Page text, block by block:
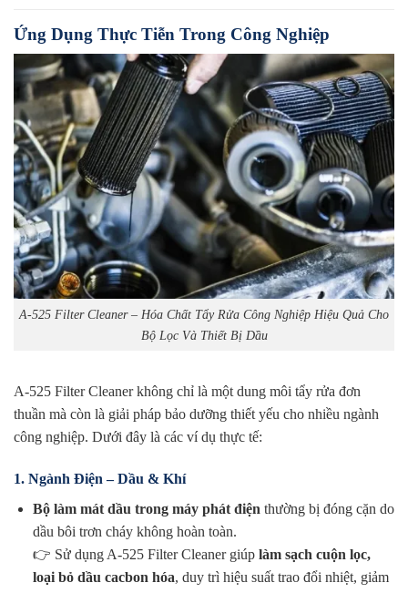
Ứng Dụng Thực Tiễn Trong Công Nghiệp
A-525 Filter Cleaner – Hóa Chất Tẩy Rửa Công Nghiệp Hiệu Quả Cho
Bộ Lọc Và Thiết Bị Dầu
A-525 Filter Cleaner không chỉ là một dung môi tẩy rửa đơn
thuần mà còn là giải pháp bảo dưỡng thiết yếu cho nhiều ngành
công nghiệp. Dưới đây là các ví dụ thực tế:
1. Ngành Điện – Dầu & Khí
Bộ làm mát dầu trong máy phát điện thường bị đóng cặn do
dầu bôi trơn cháy không hoàn toàn.
👉 Sử dụng A-525 Filter Cleaner giúp làm sạch cuộn lọc,
loại bỏ dầu cacbon hóa, duy trì hiệu suất trao đổi nhiệt, giảm